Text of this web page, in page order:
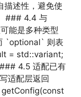
描述性，避免使
### 4.4 与
能是多种类型
`optional` 则表
= std::variant;
4.5 适配已有
适配层返回